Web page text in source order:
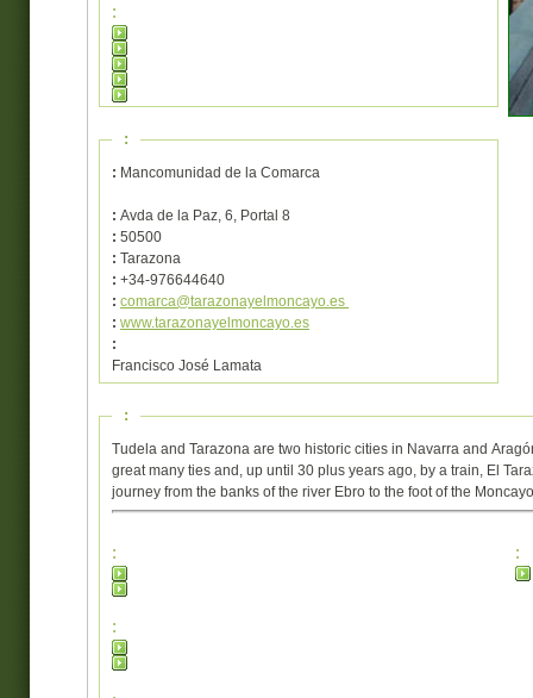
:
:
: Mancomunidad de la Comarca
: Avda de la Paz, 6, Portal 8
: 50500
: Tarazona
: +34-976644640
: comarca@tarazonayelmoncayo.es
: www.tarazonayelmoncayo.es
:
Francisco José Lamata
:
Tudela and Tarazona are two historic cities in Navarra and
great many ties and, up until 30 plus years ago, by a train, El
journey from the banks of the river Ebro to the foot of the
:
:
: